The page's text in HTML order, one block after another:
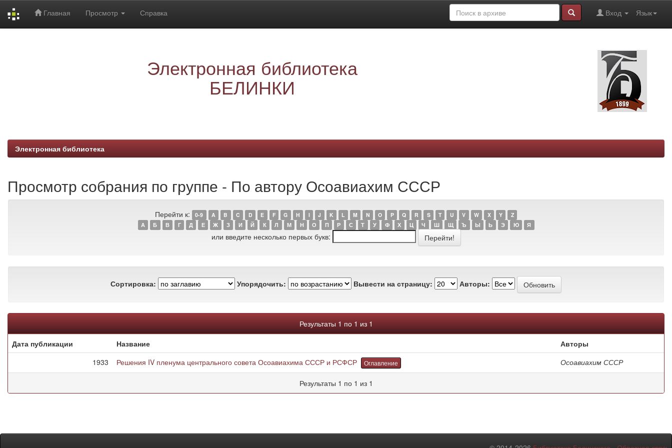
Главная Просмотр Справка Язык
Вход
Электронная библиотека
БЕЛИНКИ
Электронная библиотека
Просмотр собрания по группе - По автору Осоавиахим СССР
Перейти к: 0-9 A B C D E F G H I J K L M N O P Q R S T U V W X Y
Z
А
Б В Г Д Е Ж З И Й К Л М Н О П Р С Т У Ф Х Ц Ч Ш Щ Ъ Ы Ь Э Ю Я
или введите несколько первых букв:
Сортировка: Упорядочить: Вывести на страницу: Авторы:
Результаты 1 по 1 из 1
Дата публикации
Название
Авторы
1933
Решения IV пленума центрального совета Осоавиахима СССР и РСФСР Оглавление Осоавиахим СССР
Результаты 1 по 1 из 1